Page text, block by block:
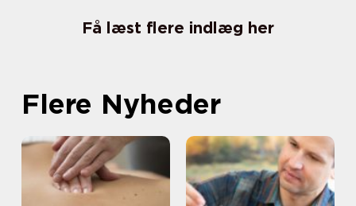
Få læst flere indlæg her
Flere Nyheder